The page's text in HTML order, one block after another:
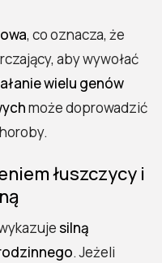
, co oznacza, że
aby wywołać
wielu genów
może doprowadzić
łuszczycy i
silną
. Jeżeli